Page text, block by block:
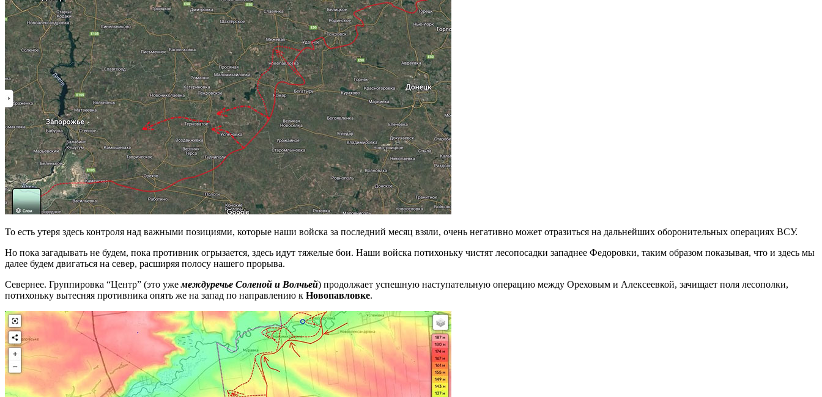
То есть утеря здесь контроля над важными позициями, которые наши войска за последний месяц взяли, очень негативно может отразиться на дальнейших оборонительных операциях ВСУ.
Но пока загадывать не будем, пока противник огрызается, здесь идут тяжелые бои. Наши войска потихоньку чистят лесопосадки западнее Федоровки, таким образом показывая, что и здесь мы
далее будем двигаться на север, расширяя полосу нашего прорыва.
Севернее. Группировка “Центр” (это ужемеждуречье Соленой и Волчьей) продолжает успешную наступательную операцию между Ореховым и Алексеевкой, зачищает поля лесополки,
потихоньку вытесняя противника опять же на запад по направлению к Новопавловке.